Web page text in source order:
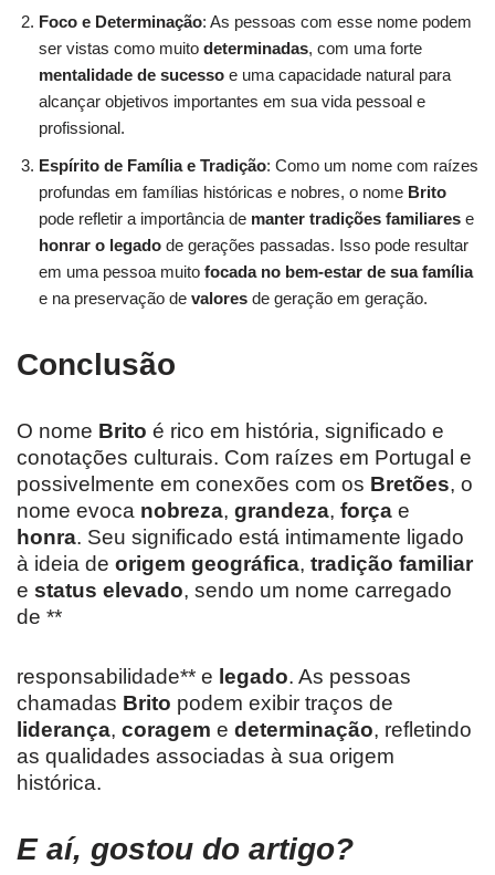
Foco e Determinação: As pessoas com esse nome podem
ser vistas como muito determinadas, com uma forte
mentalidade de sucesso e uma capacidade natural para
alcançar objetivos importantes em sua vida pessoal e
profissional.
Espírito de Família e Tradição: Como um nome com raízes
profundas em famílias históricas e nobres, o nome Brito
pode refletir a importância de manter tradições familiares e
honrar o legado de gerações passadas. Isso pode resultar
em uma pessoa muito focada no bem-estar de sua família
e na preservação de valores de geração em geração.
Conclusão
O nome Brito é rico em história, significado e
conotações culturais. Com raízes em Portugal e
possivelmente em conexões com os Bretões, o
nome evoca nobreza, grandeza, força e
honra. Seu significado está intimamente ligado
à ideia de origem geográfica, tradição familiar
e status elevado, sendo um nome carregado
de **
responsabilidade** e legado. As pessoas
chamadas Brito podem exibir traços de
liderança, coragem e determinação, refletindo
as qualidades associadas à sua origem
histórica.
E aí, gostou do artigo?